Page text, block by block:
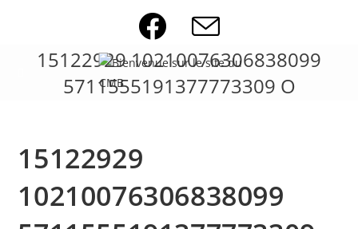
15122929 10210076306838099
5711555191377773309 O
15122929
10210076306838099